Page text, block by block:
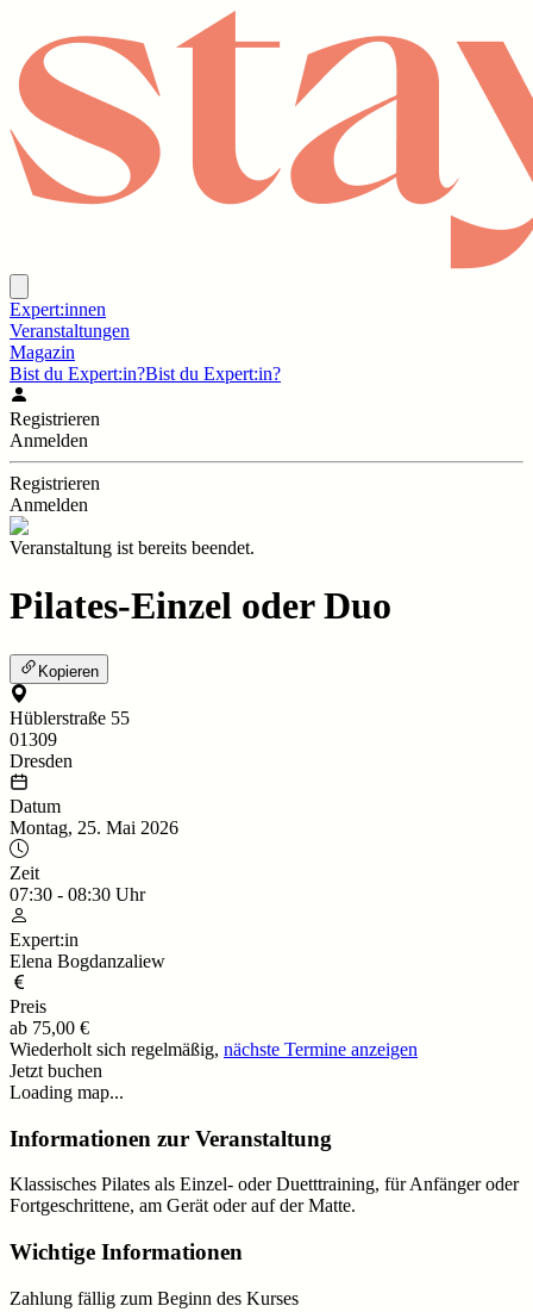
Expert:innen
Veranstaltungen
Magazin
Bist du Expert:in?Bist du Expert:in?
Registrieren
Anmelden
Registrieren
Anmelden
Veranstaltung ist bereits beendet.
Pilates-Einzel oder Duo
Kopieren
Hüblerstraße 55
01309
Dresden
Datum
Montag, 25. Mai 2026
Zeit
07:30 - 08:30 Uhr
Expert:in
Elena Bogdanzaliew
Preis
ab 75,00 €
Wiederholt sich regelmäßig, nächste Termine anzeigen
Jetzt buchen
Loading map...
Informationen zur Veranstaltung
Klassisches Pilates als Einzel- oder Duetttraining, für Anfänger oder
Fortgeschrittene, am Gerät oder auf der Matte.
Wichtige Informationen
Zahlung fällig zum Beginn des Kurses